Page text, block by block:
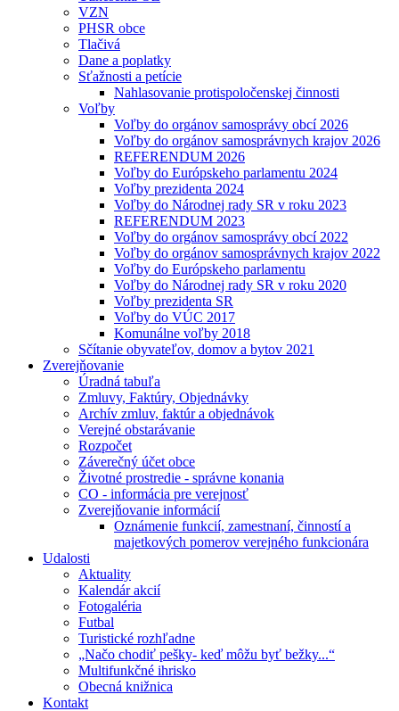
VZN
PHSR obce
Tlačivá
Dane a poplatky
Sťažnosti a petície
Nahlasovanie protispoločenskej činnosti
Voľby
Voľby do orgánov samosprávy obcí 2026
Voľby do orgánov samosprávnych krajov 2026
REFERENDUM 2026
Voľby do Európskeho parlamentu 2024
Voľby prezidenta 2024
Voľby do Národnej rady SR v roku 2023
REFERENDUM 2023
Voľby do orgánov samosprávy obcí 2022
Voľby do orgánov samosprávnych krajov 2022
Voľby do Európskeho parlamentu
Voľby do Národnej rady SR v roku 2020
Voľby prezidenta SR
Voľby do VÚC 2017
Komunálne voľby 2018
Sčítanie obyvateľov, domov a bytov 2021
Zverejňovanie
Úradná tabuľa
Zmluvy, Faktúry, Objednávky
Archív zmluv, faktúr a objednávok
Verejné obstarávanie
Rozpočet
Záverečný účet obce
Životné prostredie - správne konania
CO - informácia pre verejnosť
Zverejňovanie informácií
Oznámenie funkcií, zamestnaní, činností a
majetkových pomerov verejného funkcionára
Udalosti
Aktuality
Kalendár akcií
Fotogaléria
Futbal
Turistické rozhľadne
„Načo chodiť pešky- keď môžu byť bežky...“
Multifunkčné ihrisko
Obecná knižnica
Kontakt